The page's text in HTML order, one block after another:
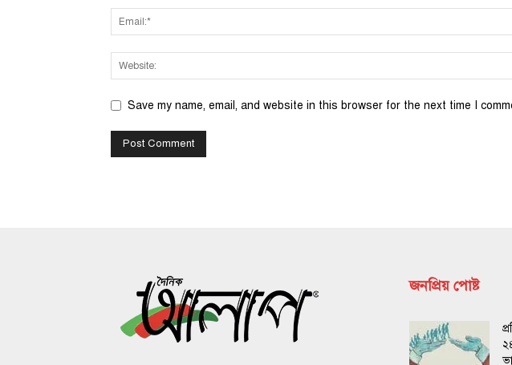
Save my name, email, and website in this browser for the next time I
জনপ্রিয় পোষ্ট